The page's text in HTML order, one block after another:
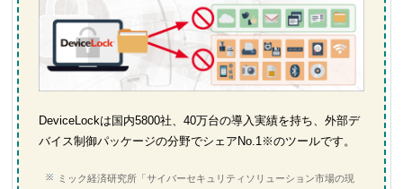
DeviceLockは国内5800社、40万台の導入実績を持ち、外部デ
バイス制御パッケージの分野でシェアNo.1※のツールです。
ミック経済研究所「サイバーセキュリティソリューション市場の現